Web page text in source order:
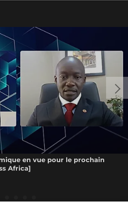
en vue pour le prochain
Africa]